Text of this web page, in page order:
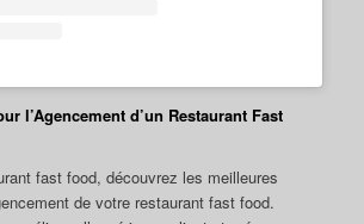
l’Agencement d’un Restaurant Fast
fast food, découvrez les meilleures
de votre restaurant fast food.